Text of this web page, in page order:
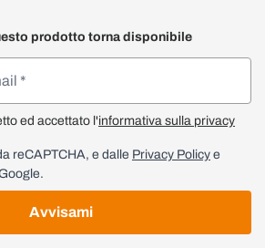
prodotto torna disponibile
ed accettato l'informativa sulla privacy
reCAPTCHA, e dalle Privacy Policy e
Avvisami